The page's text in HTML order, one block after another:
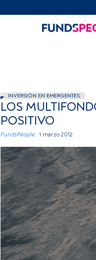
INVERSIÓN EN EMERGENTES
LOS
POSITIVO
FundsPeople . 1 marzo 2012